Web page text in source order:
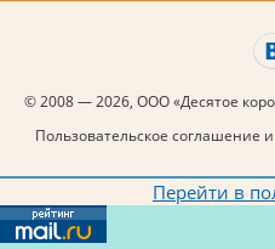
© 2008 — 2026, ООО «Десятое
Пользовательское соглашение
Перейти в